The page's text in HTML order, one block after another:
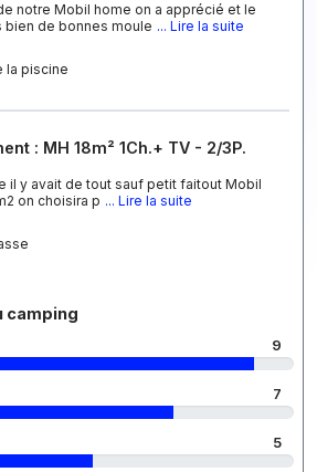
notre Mobil home on a apprécié et le
bien de bonnes moule ... Lire la suite
la piscine
: MH 18m² 1Ch.+ TV - 2/3P.
il y avait de tout sauf petit faitout Mobil
on choisira p ... Lire la suite
camping
9
7
5